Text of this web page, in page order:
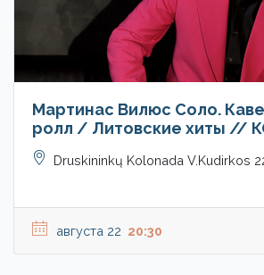
Мартинас Вилюс Соло.
ролл / Литовские хиты //
Druskininkų Kolonada V.Kudirkos
августа 22 20:30